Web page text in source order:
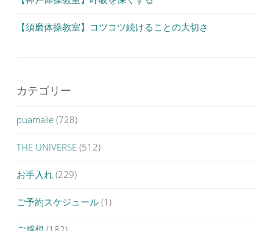
【須磨体操教室】コツコツ続けることの大切さ
カテゴリー
puamalie (728)
THE UNIVERSE (512)
お手入れ (229)
ご予約スケジュール (1)